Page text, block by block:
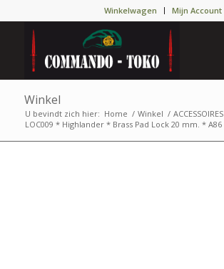
Winkelwagen Mijn Account
Winkel
U bevindt zich hier: Home / Winkel / ACCESSOIRES
LOC009 * Highlander * Brass Pad Lock 20 mm. * A86